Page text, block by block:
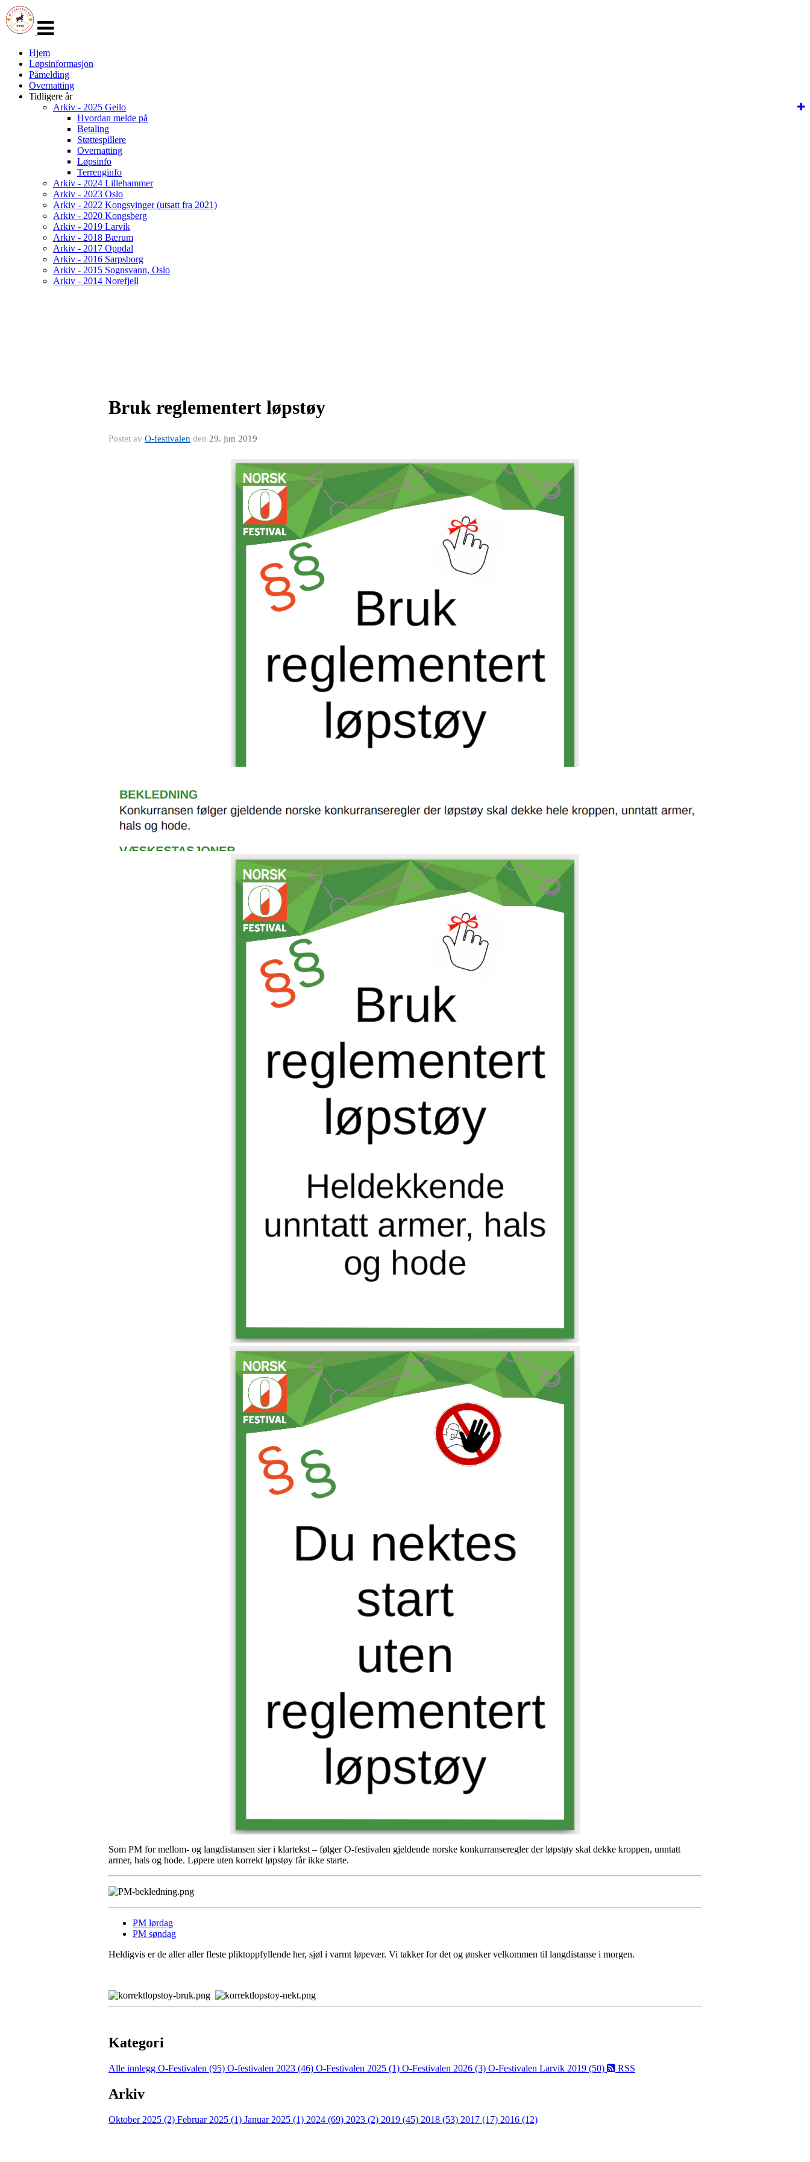
navigasjon
Hjem
Løpsinformasjon
Påmelding
Overnatting
Tidligere år
Arkiv - 2025 Geilo
Hvordan melde på
Betaling
Støttespillere
Overnatting
Løpsinfo
Terrenginfo
Arkiv - 2024 Lillehammer
Arkiv - 2023 Oslo
Arkiv - 2022 Kongsvinger (utsatt fra 2021)
Arkiv - 2020 Kongsberg
Arkiv - 2019 Larvik
Arkiv - 2018 Bærum
Arkiv - 2017 Oppdal
Arkiv - 2016 Sarpsborg
Arkiv - 2015 Sognsvann, Oslo
Arkiv - 2014 Norefjell
Bruk reglementert løpstøy
Postet av O-festivalen den 29. jun 2019
Som PM for mellom- og langdistansen sier i klartekst – følger O-festivalen gjeldende norske konkurranseregler der løpstøy skal dekke kroppen, unntatt
armer, hals og hode. Løpere uten korrekt løpstøy får ikke starte.
PM lørdag
PM søndag
Heldigvis er de aller aller fleste pliktoppfyllende her, sjøl i varmt løpevær. Vi takker for det og ønsker velkommen til langdistanse i morgen.
Kategori
Alle innlegg O-Festivalen (95) O-festivalen 2023 (46) O-Festivalen 2025 (1) O-Festivalen 2026 (3) O-Festivalen Larvik 2019 (50) RSS
Arkiv
Oktober 2025 (2) Februar 2025 (1) Januar 2025 (1) 2024 (69) 2023 (2) 2019 (45) 2018 (53) 2017 (17) 2016 (12)